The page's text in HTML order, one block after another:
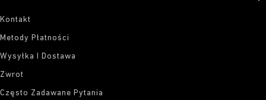
Kontakt
Metody Płatności
Wysyłka I Dostawa
Zwrot
Często Zadawane Pytania